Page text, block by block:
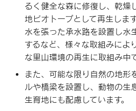
るく健全な森に修復し、乾燥
地ビオトープとして再生しま
水を張った承水路を設置し水
するなど、様々な取組みによ
な里山環境の再生に取組み中で
また、可能な限り自然の地形
ルや橋梁を設置し、動物の生
生育地にも配慮しています。